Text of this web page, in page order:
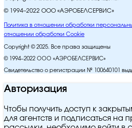
© 1994–2022 ООО «АЭРОБЕЛСЕРВИС»
Политика в отношении обработки
отношении обработки Cookie
Copyright © 2025. Все права защищены
© 1994–2022 ООО «АЭРОБЕЛСЕРВИС»
Свидетельство о регистрации № 100640101
Авторизация
Чтобы получить доступ к
для агентств и подписаться на